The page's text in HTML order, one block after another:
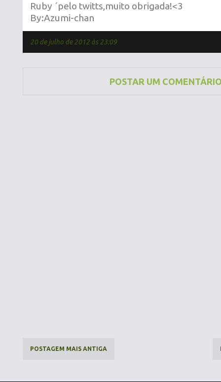
Ruby ´pelo twitts,muito obrigada!<3
By:Azumi-chan
20 de julho de 2012 às 23:09
POSTAR UM
POSTAGEM MAIS ANTIGA